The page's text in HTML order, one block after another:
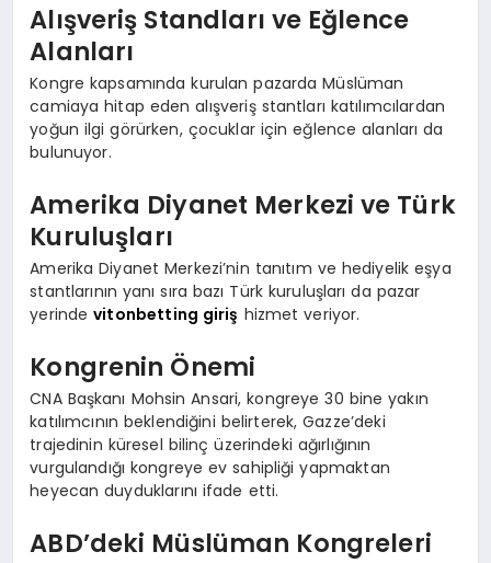
Alışveriş Standları ve Eğlence
Alanları
Kongre kapsamında kurulan pazarda Müslüman
camiaya hitap eden alışveriş stantları katılımcılardan
yoğun ilgi görürken, çocuklar için eğlence alanları da
bulunuyor.
Amerika Diyanet Merkezi ve Türk
Kuruluşları
Amerika Diyanet Merkezi’nin tanıtım ve hediyelik eşya
stantlarının yanı sıra bazı Türk kuruluşları da pazar
yerindevitonbetting giriş hizmet veriyor.
Kongrenin Önemi
CNA Başkanı Mohsin Ansari, kongreye 30 bine yakın
katılımcının beklendiğini belirterek, Gazze’deki
trajedinin küresel bilinç üzerindeki ağırlığının
vurgulandığı kongreye ev sahipliği yapmaktan
heyecan duyduklarını ifade etti.
ABD’deki Müslüman Kongreleri